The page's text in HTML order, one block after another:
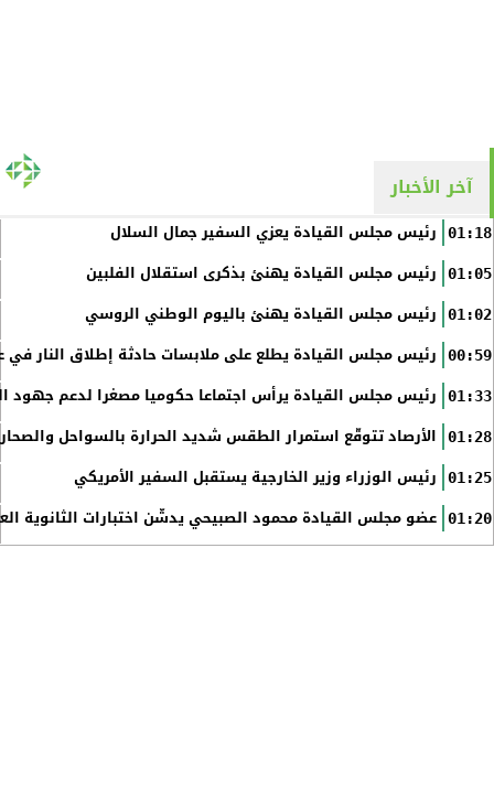
آخر الأخبار
01:18 رئيس مجلس القيادة يعزي السفير جمال السلال
01:05 رئيس مجلس القيادة يهنئ بذكرى استقلال الفلبين
01:02 رئيس مجلس القيادة يهنئ باليوم الوطني الروسي
00:59 رئيس مجلس القيادة يطلع على ملابسات حادثة إطلاق النار في
01:33 رئيس مجلس القيادة يرأس اجتماعا حكوميا مصغرا لدعم جهود
01:28 الأرصاد تتوقّع استمرار الطقس شديد الحرارة بالسواحل
01:25 رئيس الوزراء وزير الخارجية يستقبل السفير الأمريكي
01:20 عضو مجلس القيادة محمود الصبيحي يدشّن اختبارات الثانوية